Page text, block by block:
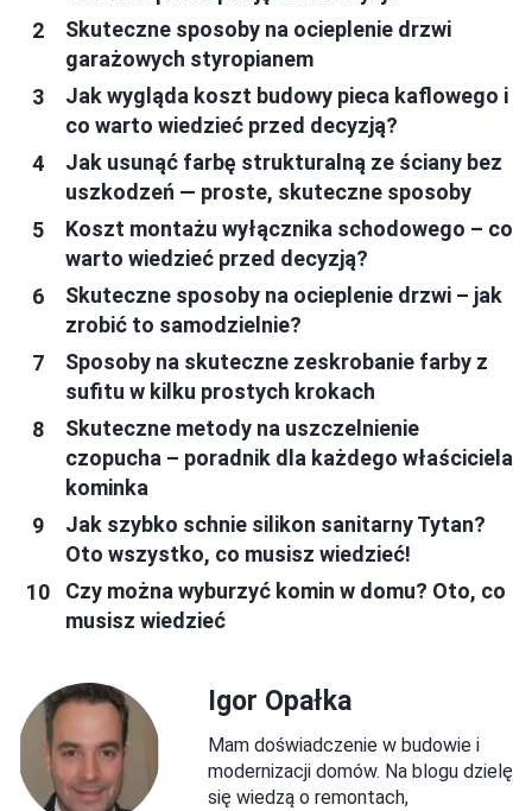
Skuteczne sposoby na ocieplenie drzwi
garażowych styropianem
Jak wygląda koszt budowy pieca kaflowego i
co warto wiedzieć przed decyzją?
Jak usunąć farbę strukturalną ze ściany bez
uszkodzeń — proste, skuteczne sposoby
Koszt montażu wyłącznika schodowego – co
warto wiedzieć przed decyzją?
Skuteczne sposoby na ocieplenie drzwi – jak
zrobić to samodzielnie?
Sposoby na skuteczne zeskrobanie farby z
sufitu w kilku prostych krokach
Skuteczne metody na uszczelnienie
czopucha – poradnik dla każdego właściciela
kominka
Jak szybko schnie silikon sanitarny Tytan?
Oto wszystko, co musisz wiedzieć!
Czy można wyburzyć komin w domu? Oto, co
musisz wiedzieć
Igor Opałka
Mam doświadczenie w budowie i
modernizacji domów. Na blogu dzielę
się wiedzą o remontach,